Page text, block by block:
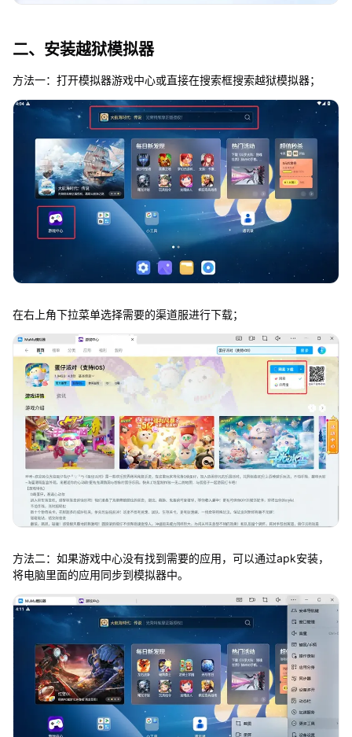
二、安装越狱模拟器
方法一：打开模拟器游戏中心或直接在搜索框搜索越狱模拟器；
在右上角下拉菜单选择需要的渠道服进行下载；
方法二：如果游戏中心没有找到需要的应用，可以通过apk安装，
将电脑里面的应用同步到模拟器中。